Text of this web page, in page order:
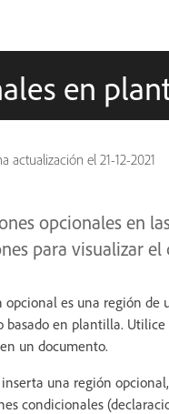
en
actualización el 21-12-2021
opcionales en
para visualizar
opcional es una región de
basado en plantilla.
un documento.
inserta una región
condicionales